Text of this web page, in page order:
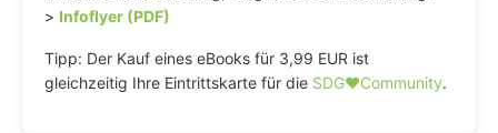
> Infoflyer (PDF)
Tipp: Der Kauf eines eBooks für 3,99 EUR ist
gleichzeitig Ihre Eintrittskarte für die SDG♥️Community.